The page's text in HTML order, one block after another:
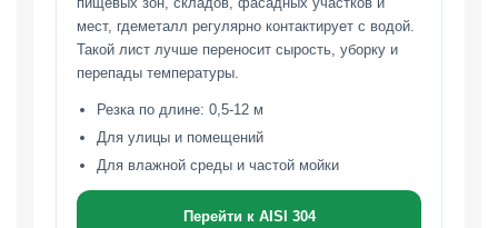
мест, гдеметалл регулярно контактирует с водой.
Такой лист лучше переносит сырость, уборку и
перепады температуры.
Резка по длине: 0,5-12 м
Для улицы и помещений
Для влажной среды и частой мойки
Перейти к AISI 304